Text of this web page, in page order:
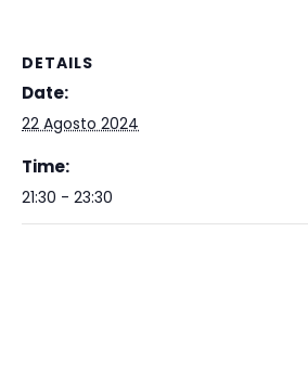
DETAILS
Date:
22 Agosto 2024
Time:
21:30 - 23:30